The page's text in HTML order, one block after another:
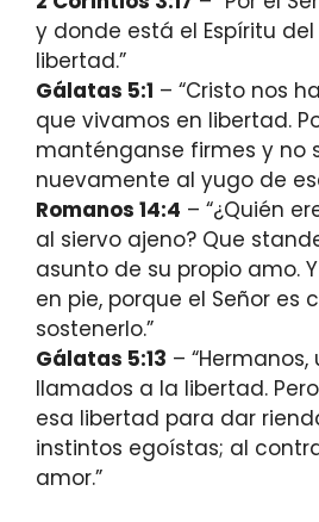
y donde está el Espíritu
libertad.”
Gálatas 5:1 – “Cristo nos
que vivamos en libertad.
manténganse firmes y no
nuevamente al yugo de
Romanos 14:4 – “¿Quién
al siervo ajeno? Que
asunto de su propio amo.
en pie, porque el Señor es
sostenerlo.”
Gálatas 5:13 –
llamados a la libertad.
esa libertad para dar
instintos egoístas; al
amor.”